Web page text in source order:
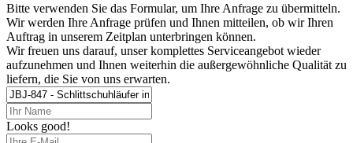
Bitte verwenden Sie das Formular, um Ihre Anfrage zu übermitteln.
Wir werden Ihre Anfrage prüfen und Ihnen mitteilen, ob wir Ihren
Auftrag in unserem Zeitplan unterbringen können.
Wir freuen uns darauf, unser komplettes Serviceangebot wieder
aufzunehmen und Ihnen weiterhin die außergewöhnliche Qualität zu
liefern, die Sie von uns erwarten.
Looks good!